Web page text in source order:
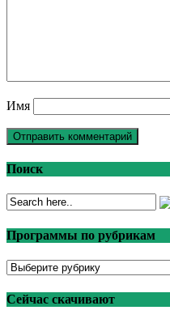
Имя
Поиск
Программы по рубрикам
Программы
рубрикам
Сейчас скачивают